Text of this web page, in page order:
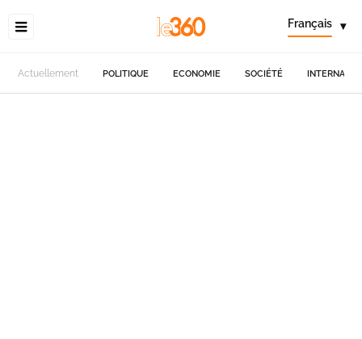
Français ▾
Actuellement POLITIQUE ECONOMIE SOCIÉTÉ